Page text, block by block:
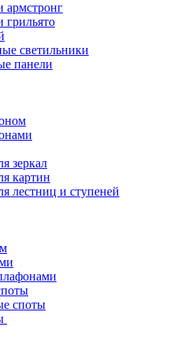
армстронг
грильято
светильники
панели
зеркал
картин
лестниц и ступеней
споты